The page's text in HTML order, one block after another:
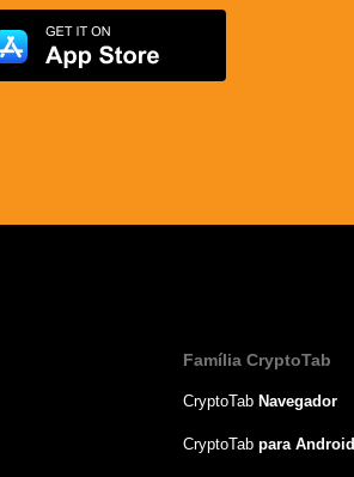
Família CryptoTab
CryptoTab Navegador
CryptoTab para Android